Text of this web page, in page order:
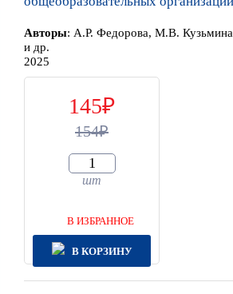
Авторы: А.Р. Федорова, М.В.
и др.
2025
145
154
шт
В ИЗБРАННОЕ
В КОРЗИНУ